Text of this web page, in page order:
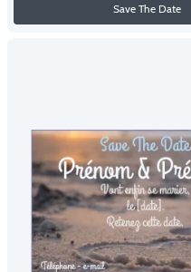
Save The Date